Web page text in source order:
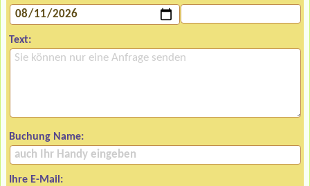
Text:
Buchung Name:
Ihre E-Mail: